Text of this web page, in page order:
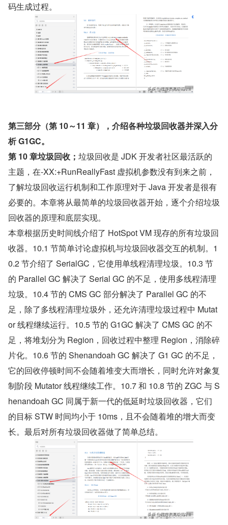
码生成过程。
第三部分（第 10～11 章），介绍各种垃圾回收器并深入分
析 G1GC。
第 10 章垃圾回收； 垃圾回收是 JDK 开发者社区最活跃的
主题，在-XX:+RunReallyFast 虚拟机参数没有到来之前，
了解垃圾回收运行机制和工作原理对于 Java 开发者是很有
必要的。本章将从最简单的垃圾回收器开始，逐个介绍垃圾
回收器的原理和底层实现。
本章根据历史时间线介绍了 HotSpot VM 现存的所有垃圾回
收器。10.1 节简单讨论虚拟机与垃圾回收器交互的机制。1
0.2 节介绍了 SerialGC，它使用单线程清理垃圾。10.3 节
的 Parallel GC 解决了 Serial GC 的不足，使用多线程清理
垃圾。10.4 节的 CMS GC 部分解决了 Parallel GC 的不
足，除了多线程清理垃圾外，还允许清理垃圾过程中 Mutat
or 线程继续运行。10.5 节的 G1GC 解决了 CMS GC 的不
足，将堆划分为 Region，回收过程中整理 Region，消除碎
片化。10.6 节的 Shenandoah GC 解决了 G1 GC 的不足，
它的回收停顿时间不会随着堆变大而增长，同时允许对象复
制阶段 Mutator 线程继续工作。10.7 和 10.8 节的 ZGC 与 S
henandoah GC 同属于新一代的低延时垃圾回收器，它们
的目标 STW 时间均小于 10ms，且不会随着堆的增大而变
长。最后对所有垃圾回收器做了简单总结。